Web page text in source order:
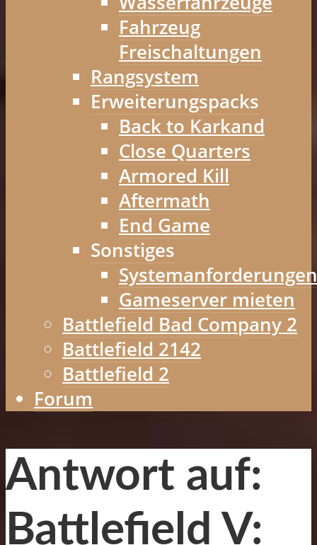
Fahrzeug
Freischaltungen
Rangsystem
Erweiterungspacks
Back to Karkand
Close Quarters
Armored Kill
Aftermath
End Game
Sonstiges
Systemanforderungen
Gameserver mieten
Battlefield Bad Company 2
Battlefield 2142
Battlefield 2
Forum
Antwort auf:
Battlefield V: